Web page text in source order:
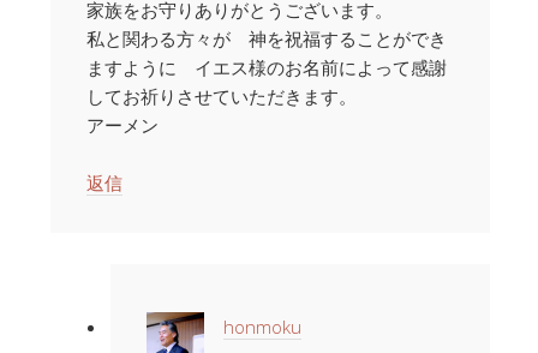
家族をお守りありがとうございます。
私と関わる方々が 神を祝福することができ
ますように イエス様のお名前によって感謝
してお祈りさせていただきます。
アーメン
返信
honmoku